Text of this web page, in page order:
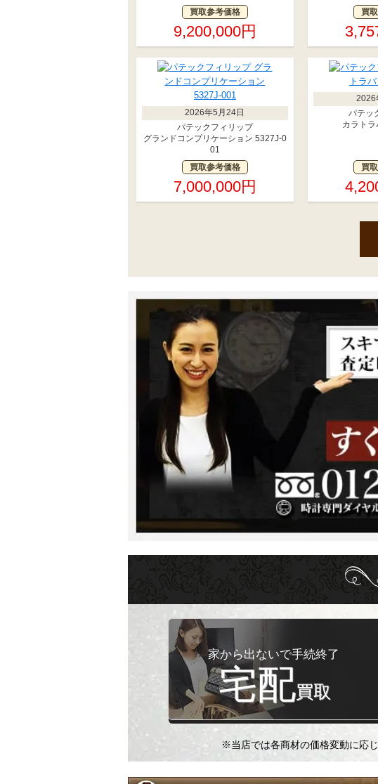
買取参考価格
9,200,000円
買
2026年5月24日
パテックフィリップ
グランドコンプリケーション 5327J-0
01
買取参考価格
7,000,000円
2026
パテッ
カラト
買
家から出ないで手続終了
宅配買取
※当店では各商材の価格変動に応